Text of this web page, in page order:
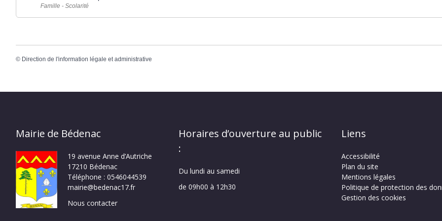
Famille - Scolarité
© Direction de l'information légale et administrative
Mairie de Bédenac
19 avenue Anne d’Autriche
17210 Bédenac
Téléphone : 0546044539
mairie@bedenac17.fr
Nous contacter
Horaires d’ouverture au public
:
Du lundi au samedi
de 09h00 à 12h30
Liens
Accessibilité
Plan du site
Mentions légales
Politique de protection des
Gestion des cookies